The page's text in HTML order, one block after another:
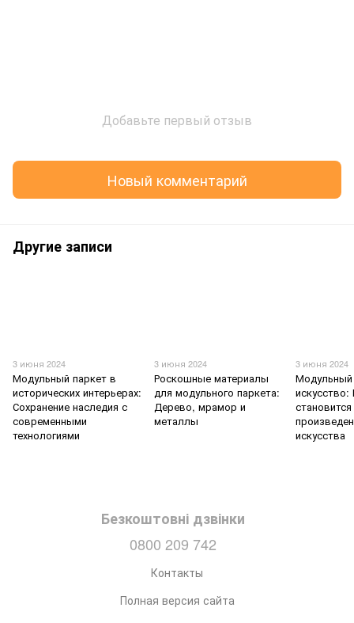
Добавьте первый отзыв
Новый комментарий
Другие записи
3 июня 2024
Модульный паркет в
исторических интерьерах:
Сохранение наследия с
современными
технологиями
3 июня 2024
Роскошные материалы
для модульного паркета:
Дерево, мрамор и
металлы
3 июня 2024
Модульный
становится
искусства
Безкоштовні дзвінки
0800 209 742
Контакты
Полная версия сайта